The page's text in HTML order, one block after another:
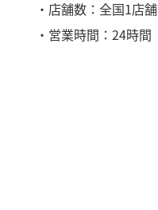
・店舗数：全国1店舗
・営業時間：24時間